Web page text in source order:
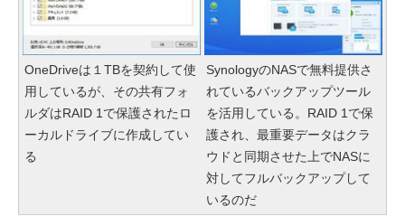
OneDriveは１TBを契約して使
用しているが、その共有フォ
ルダはRAID 1で保護されたロ
ーカルドライブに作成してい
る
SynologyのNASで無料提供さ
れているバックアップツール
を活用している。RAID 1で保
護され、最重要データはクラ
ウドと同期させた上でNASに
対してフルバックアップして
いるのだ